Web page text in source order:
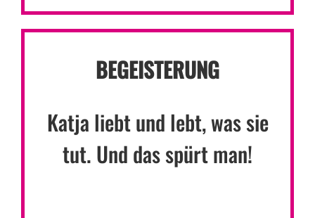
BEGEISTERUNG
Katja liebt und lebt, was sie
tut. Und das spürt man!